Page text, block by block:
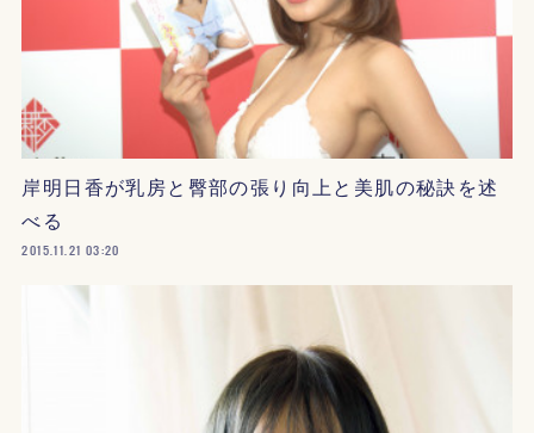
岸明日香が乳房と臀部の張り向上と美肌の秘訣を述
べる
2015.11.21 03:20